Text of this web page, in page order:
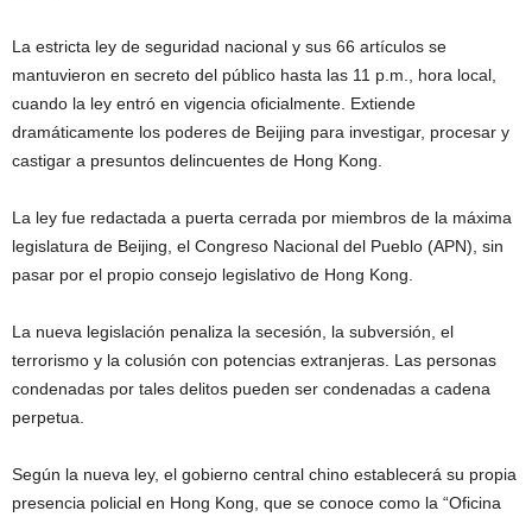
La estricta ley de seguridad nacional y sus 66 artículos se
mantuvieron en secreto del público hasta las 11 p.m., hora local,
cuando la ley entró en vigencia oficialmente. Extiende
dramáticamente los poderes de Beijing para investigar, procesar y
castigar a presuntos delincuentes de Hong Kong.
La ley fue redactada a puerta cerrada por miembros de la máxima
legislatura de Beijing, el Congreso Nacional del Pueblo (APN), sin
pasar por el propio consejo legislativo de Hong Kong.
La nueva legislación penaliza la secesión, la subversión, el
terrorismo y la colusión con potencias extranjeras. Las personas
condenadas por tales delitos pueden ser condenadas a cadena
perpetua.
Según la nueva ley, el gobierno central chino establecerá su propia
presencia policial en Hong Kong, que se conoce como la “Oficina